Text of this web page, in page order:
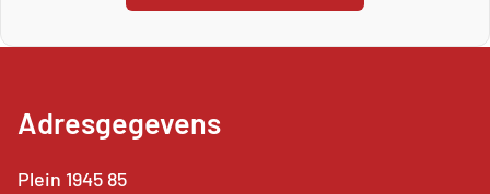
Adresgegevens
Plein 1945 85